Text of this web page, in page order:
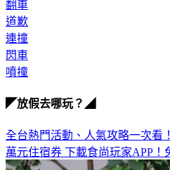
翻車
道歉
連撞
閃車
噴撞
◤放假去哪玩？◢
全台熱門活動、人氣攻略一次看
萬元住宿券 下載食尚玩家APP！